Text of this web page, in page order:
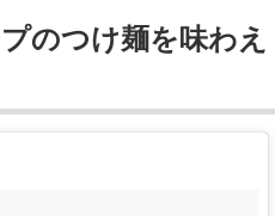
のつけ麺を味わえ